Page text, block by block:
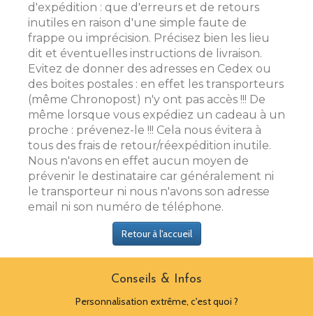
d'expédition : que d'erreurs et de retours
inutiles en raison d'une simple faute de
frappe ou imprécision. Précisez bien les lieu
dit et éventuelles instructions de livraison.
Evitez de donner des adresses en Cedex ou
des boites postales : en effet les transporteurs
(même Chronopost) n'y ont pas accès !!! De
même lorsque vous expédiez un cadeau à un
proche : prévenez-le !!! Cela nous évitera à
tous des frais de retour/réexpédition inutile.
Nous n'avons en effet aucun moyen de
prévenir le destinataire car généralement ni
le transporteur ni nous n'avons son adresse
email ni son numéro de téléphone.
Retour à l'accueil
Conseils & Infos
Personnalisation extrême, c'est quoi ?